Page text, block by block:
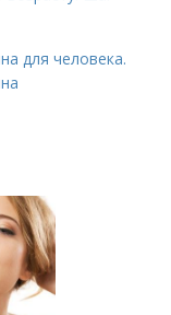
для человека.